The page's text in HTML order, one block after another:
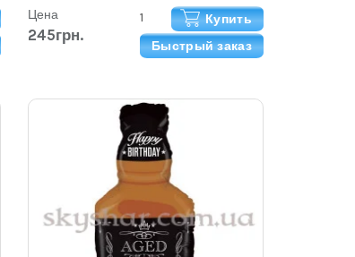
Цена
245грн.
Купить
Быстрый заказ